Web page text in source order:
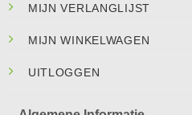
MIJN VERLANGLIJST
MIJN WINKELWAGEN
UITLOGGEN